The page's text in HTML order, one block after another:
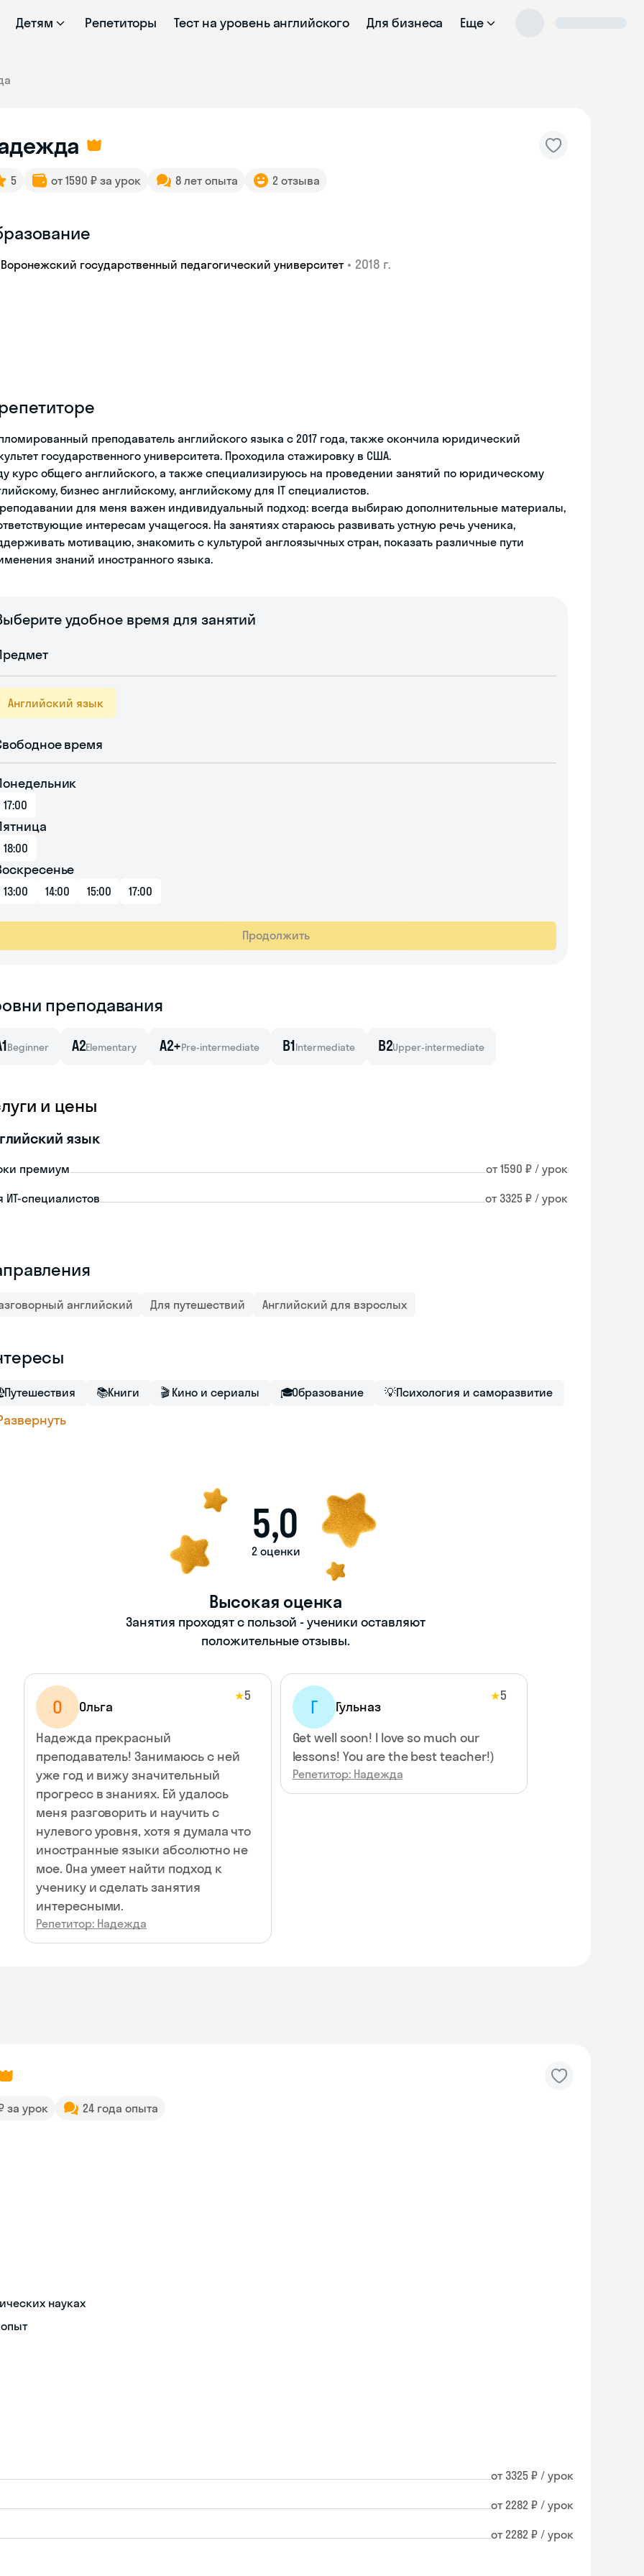
Детям Репетиторы Тест на уровень английского Для бизнеса Еще
5 от 1590 ₽ за урок 8 лет опыта 2 отзыва
Воронежский государственный педагогический университет • 2018 г.
преподаватель английского языка с 2017 года, также окончила юридический
государственного университета. Проходила стажировку в США.
курс общего английского, а также специализируюсь на проведении занятий по юридическому
бизнес английскому, английскому для IT специалистов.
для меня важен индивидуальный подход: всегда выбираю дополнительные материалы,
интересам учащегося. На занятиях стараюсь развивать устную речь ученика,
мотивацию, знакомить с культурой англоязычных стран, показать различные пути
знаний иностранного языка.
удобное время для занятий
Английский язык
время
17:00
18:00
13:00 14:00 15:00 17:00
Продолжить
преподавания
Beginner A2Elementary A2+Pre-intermediate B1Intermediate B2Upper-intermediate
и цены
язык
премиум от 1590 ₽ / урок
ИТ-специалистов от 3325 ₽ / урок
английский Для путешествий Английский для взрослых
Путешествия 📚Книги 🎬 Кино и сериалы 🎓Образование 💡Психология и саморазвитие
5,0
2 оценки
Высокая оценка
Занятия проходят с пользой - ученики оставляют
положительные отзывы.
О Ольга
★5
Надежда прекрасный
преподаватель! Занимаюсь с ней
уже год и вижу значительный
прогресс в знаниях. Ей удалось
меня разговорить и научить с
нулевого уровня, хотя я думала что
иностранные языки абсолютно не
мое. Она умеет найти подход к
ученику и сделать занятия
интересными.
Репетитор: Надежда
Г Гульназ
★5
Get well soon! I love so much our
lessons! You are the best teacher!)
Репетитор: Надежда
за урок 24 года опыта
науках
от 3325 ₽ / урок
от 2282 ₽ / урок
от 2282 ₽ / урок